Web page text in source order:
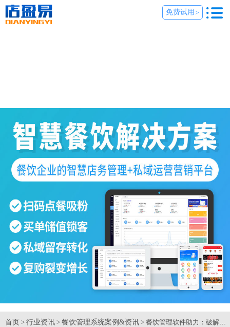
免费试用 >
首页 > 行业资讯 > 餐饮管理系统案例&资讯 > 餐饮管理软件助力：破解顾